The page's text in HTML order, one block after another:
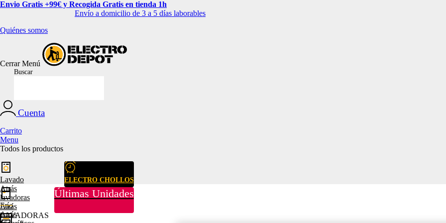
Envio Gratis +99€ y Recogida Gratis en tienda 1h
Envío a domicilio de 3 a 5 días laborables
Quiénes somos
CerrarMenú
Buscar
Cuenta
Carrito
Menu
Todos los productos
ELECTRO CHOLLOS
Últimas Unidades
Lavado
Atrás
lavadoras
Atrás
LAVADORAS
Frío
Atrás